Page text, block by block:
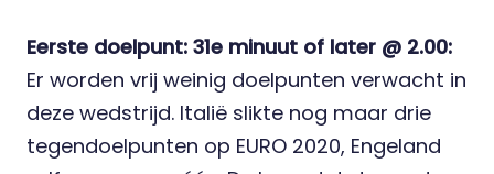
Eerste doelpunt: 31e minuut of later @ 2.00:
Er worden vrij weinig doelpunten verwacht in
deze wedstrijd. Italië slikte nog maar drie
tegendoelpunten op EURO 2020, Engeland